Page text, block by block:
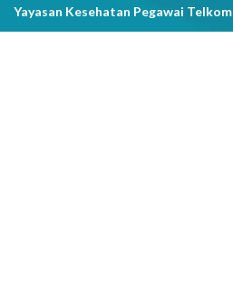
Yayasan Kesehatan Pegawai Telkom